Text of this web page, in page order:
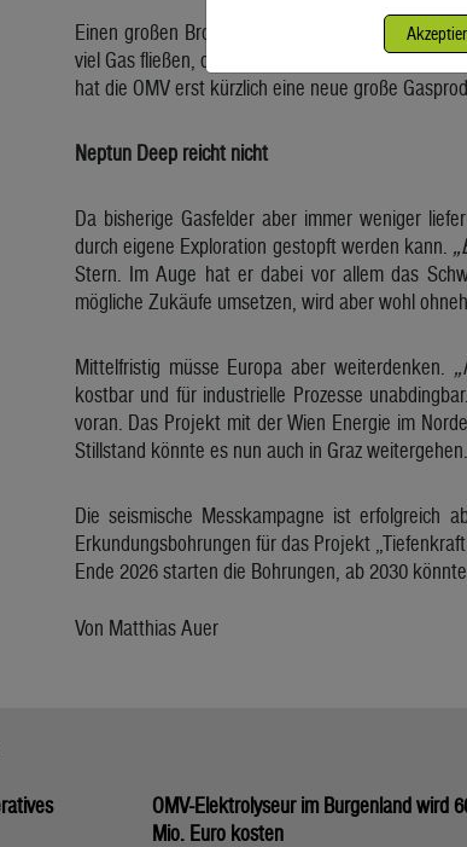
Einen großen Brocken davon steuert das
viel Gas fließen, dass damit drei Prozent des
hat die OMV erst kürzlich eine neue große
Neptun Deep reicht nicht
Da bisherige Gasfelder aber immer weniger
durch eigene Exploration gestopft werden kann.
Stern. Im Auge hat er dabei vor allem das
mögliche Zukäufe umsetzen, wird aber wohl
Mittelfristig müsse Europa aber weiterdenken.
kostbar und für industrielle Prozesse
voran. Das Projekt mit der Wien Energie im
Stillstand könnte es nun auch in Graz weitergehen.
Die seismische Messkampagne ist erfolgreich
Erkundungsbohrungen für das Projekt
Ende 2026 starten die Bohrungen, ab 2030
Von Matthias Auer
OMV-Elektrolyseur im Burgenland wird
Mio. Euro kosten